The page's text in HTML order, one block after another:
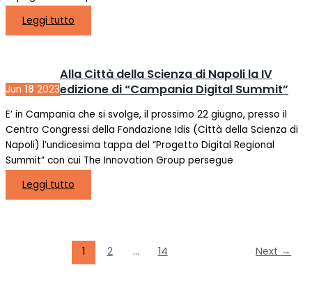
Leggi tutto
Jun 18 2023
Alla Città della Scienza di Napoli la IV
edizione di “Campania Digital Summit”
E’ in Campania che si svolge, il prossimo 22 giugno, presso il
Centro Congressi della Fondazione Idis (Città della Scienza di
Napoli) l’undicesima tappa del “Progetto Digital Regional
Summit” con cui The Innovation Group persegue
Leggi tutto
1 2 … 14 Next →